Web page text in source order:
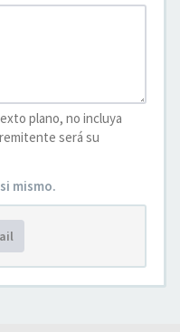
plano, no incluya
será su
mismo.